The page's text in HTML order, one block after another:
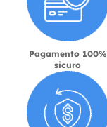
Pagamento 100%
sicuro